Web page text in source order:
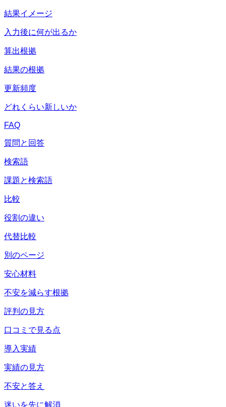
結果イメージ
入力後に何が出るか
算出根拠
結果の根拠
更新頻度
どれくらい新しいか
FAQ
質問と回答
検索語
課題と検索語
比較
役割の違い
代替比較
別のページ
安心材料
不安を減らす根拠
評判の見方
口コミで見る点
導入実績
実績の見方
不安と答え
迷いを先に解消